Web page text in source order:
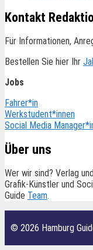
Kontakt
Für Informationen,
Bestellen Sie hier Ihr
Jobs
Fahrer*in
Werkstudent*innen
Social Media
Über uns
Wer wir sind? Verlag
Grafik-Künstler und
Guide Team.
© 2026 Hamburg